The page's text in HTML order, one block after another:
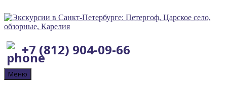
+7 (812) 904-09-66
Меню